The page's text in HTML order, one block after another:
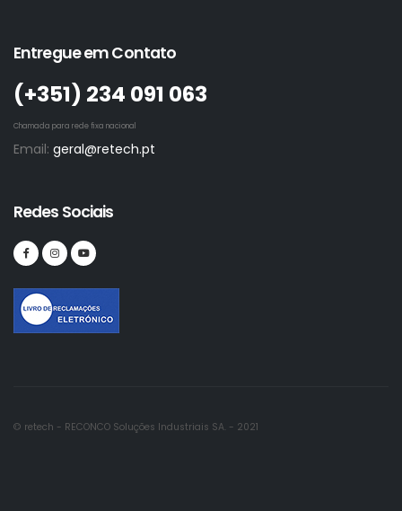
Entregue em Contato
(+351)­ 234 091 063
Chamada para rede fixa nacional
Email: geral@retech.pt
Redes Sociais
© retech - RECONCO Soluções Industriais SA. - 2021